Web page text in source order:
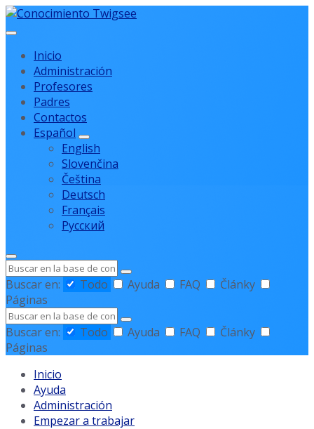
Ir
al
Saltar
a
navegación
principal
Saltar
al
página
Inicio
Administración
Profesores
Padres
Contactos
Español
English
Slovenčina
Čeština
Deutsch
Français
Русский
Buscar
en
Buscar en: Todo Ayuda FAQ
Články
Páginas
Buscar
en
Buscar en: Todo Ayuda FAQ
Články
Páginas
Inicio
Ayuda
Administración
Empezar a trabajar